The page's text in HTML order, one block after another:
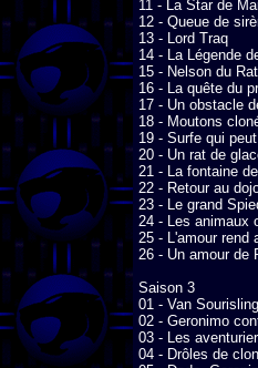
11 - La Star de
12 - Queue de
13 - Lord Traq
14 - La Légende
15 - Nelson du
16 - La quête du
17 - Un obstacle
18 - Moutons
19 - Surfe qui
20 - Un rat de
21 - La fontaine
22 - Retour au
23 - Le grand
24 - Les animaux
25 - L'amour rend
26 - Un amour de
Saison 3
01 - Van Sourisling
02 - Geronimo
03 - Les
04 - Drôles de